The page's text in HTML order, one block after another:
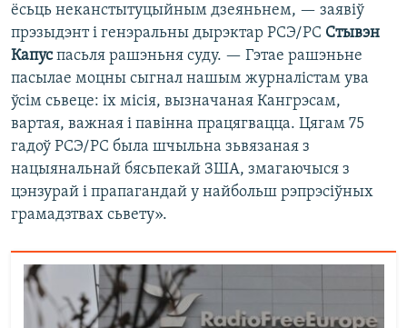
ёсьць неканстытуцыйным дзеяньнем, — заявіў
прэзыдэнт і генэральны дырэктар РСЭ/РС Стывэн
Капуспасьля рашэньня суду. — Гэтае рашэньне
пасылае моцны сыгнал нашым журналістам ува
ўсім сьвеце: іх місія, вызначаная Кангрэсам,
вартая, важная і павінна працягвацца. Цягам 75
гадоў РСЭ/РС была шчыльна зьвязаная з
нацыянальнай бясьпекай ЗША, змагаючыся з
цэнзурай і прапагандай у найбольш рэпрэсіўных
грамадзтвах сьвету».